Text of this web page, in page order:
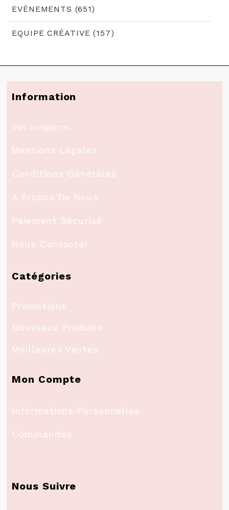
EVÈNEMENTS (651)
EQUIPE CRÉATIVE (157)
Information
Vos livraisons
Mentions Légales
Conditions Générales
A Propos De Nous
Paiement Sécurisé
Nous Contacter
Catégories
Promotions
Nouveaux Produits
Meilleures Ventes
Mon Compte
Informations Personnelles
Commandes
Nous Suivre